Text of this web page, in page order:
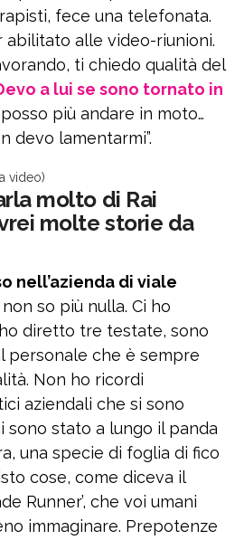
fece una telefonata.
alle video-riunioni.
ti chiedo qualità del
a lui se sono tornato in
più andare in moto…
devo lamentarmi”.
video)
molto di Rai
molte storie da
nell’azienda di viale
non so più nulla. Ci ho
diretto tre testate, sono
personale che è sempre
Non ho ricordi
aziendali che si sono
sono stato a lungo il panda
una specie di foglia di fico
cose, come diceva il
Runner’, che voi umani
immaginare. Prepotenze